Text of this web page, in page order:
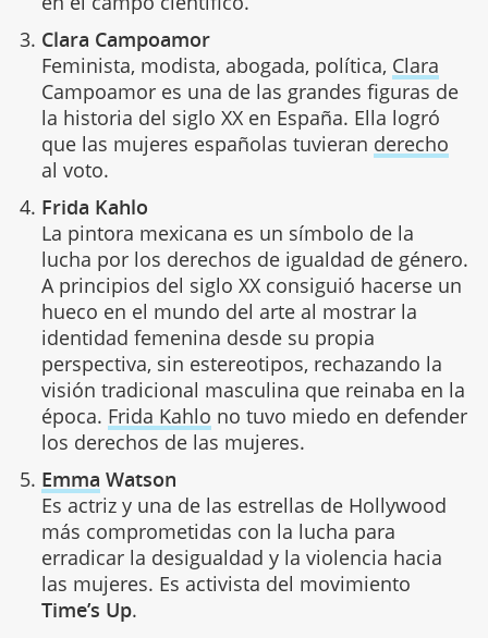
Clara Campoamor
Feminista, modista, abogada, política, Clara
Campoamor es una de las grandes figuras de
la historia del siglo XX en España. Ella logró
que las mujeres españolas tuvieran derecho
al voto.
Frida Kahlo
La pintora mexicana es un símbolo de la
lucha por los derechos de igualdad de género.
A principios del siglo XX consiguió hacerse un
hueco en el mundo del arte al mostrar la
identidad femenina desde su propia
perspectiva, sin estereotipos, rechazando la
visión tradicional masculina que reinaba en la
época. Frida Kahlo no tuvo miedo en defender
los derechos de las mujeres.
Emma Watson
Es actriz y una de las estrellas de Hollywood
más comprometidas con la lucha para
erradicar la desigualdad y la violencia hacia
las mujeres. Es activista del movimiento
Time’s Up.